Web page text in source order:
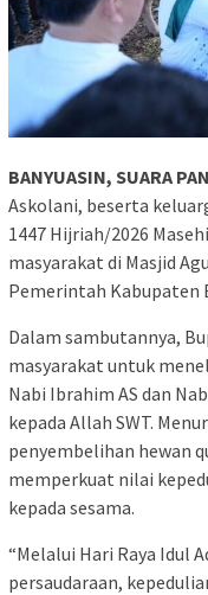
BANYUASIN, SUARA
Askolani, beserta
1447 Hijriah/2026
masyarakat di Masjid
Pemerintah Kabupaten
‎Dalam sambutannya,
masyarakat untuk
Nabi Ibrahim AS dan
kepada Allah SWT.
penyembelihan hewan
memperkuat nilai
kepada sesama.
‎“Melalui Hari Raya Idul
persaudaraan,